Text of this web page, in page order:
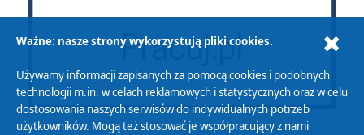
Ważne: nasze strony wykorzystują pliki cookies.
Używamy informacji zapisanych za pomocą cookies i podobnych
technologii m.in. w celach reklamowych i statystycznych oraz w celu
dostosowania naszych serwisów do indywidualnych potrzeb
użytkowników. Mogą też stosować je współpracujący z nami